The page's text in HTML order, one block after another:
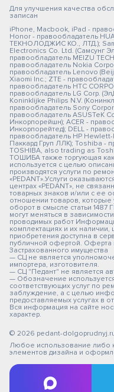
Для улучшения качества
записан
iPhone, Macbook, iPad -
Honor - правообладатель
ТЕКНОЛОДЖИС КО., ЛТД.);
Electronics Co. Ltd. (Самсунг
правообладатель MEIZU
правообладатель Nokia
правообладатель Lenovo
Xiaomi Inc.; ZTE -
правообладатель HTC
правообладатель LG Corp.
Koninklijke Philips N.V.
правообладатель Sony
правообладатель ASUSTeK
Инкорпорейшн); ACER -
Инкорпорейтед); DELL -
правообладатель HP
Паккард Груп ЛЛК); Toshiba -
TOSHIBA, also trading as
ТОШИБА также торгующая
используется с целью
производятся услуги по
«PEDANT».Услуги
центрах «PEDANT», не
товарных знаков и/или с ее
отношении товаров,
оборот в смысле статьи 1487
могут меняться в
проводимых работ
комплектациях и их
приобретения доступна в
публичной офертой. Оферта
Застрахованного имущества
— СЦ не является
импортера, изготовителя.
— СЦ "Педант" не является
— Обозначение
соответствующих услуг по
заблуждение, а с целью
предоставляемых услугах в
Вся информация на сайте
характер.
© 2026 pedant-
Любое использование либо
элементов дизайна и